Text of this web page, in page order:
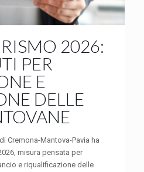
2026:
PER
E
DELLE
Cremona-Mantova-Pavia ha
misura pensata per
e riqualificazione delle